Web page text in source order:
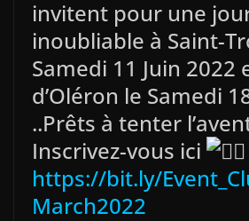
invitent pour une
inoubliable à Saint-
Samedi 11 Juin 2022
d’Oléron le Samedi
..Prêts à tenter
Inscrivez-vous ici
https://bit.ly/
March2022